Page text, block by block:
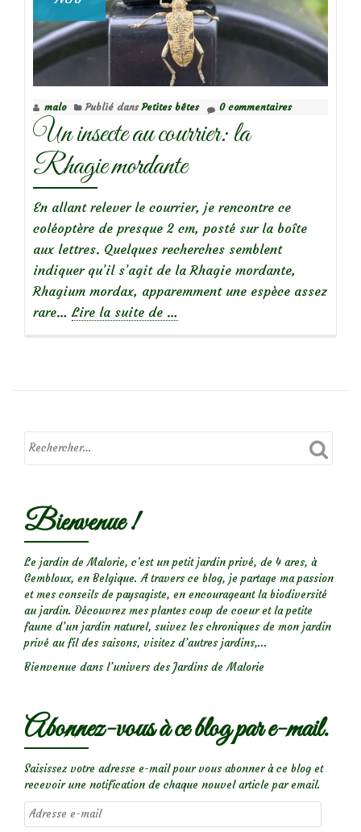
malo Publié dansPetites bêtes 0 commentaires
Un insecte au courrier: la
Rhagie mordante
En allant relever le courrier, je rencontre ce
coléoptère de presque 2 cm, posté sur la boîte
aux lettres. Quelques recherches semblent
indiquer qu’il s’agit de la Rhagie mordante,
Rhagium mordax, apparemment une espèce assez
rare… Lire la suite de
au
la
…
Bienvenue !
Le jardin de Malorie, c'est un petit jardin privé, de 4 ares, à
Gembloux, en Belgique. A travers ce blog, je partage ma passion
et mes conseils de paysagiste, en encourageant la biodiversité
au jardin. Découvrez mes plantes coup de coeur et la petite
faune d’un jardin naturel, suivez les chroniques de mon jardin
privé au fil des saisons, visitez d’autres jardins,...
Bienvenue dans l’univers des Jardins de Malorie
Abonnez-vous à ce blog par e-mail.
Saisissez votre adresse e-mail pour vous abonner à ce blog et
recevoir une notification de chaque nouvel article par email.
Adresse
e-